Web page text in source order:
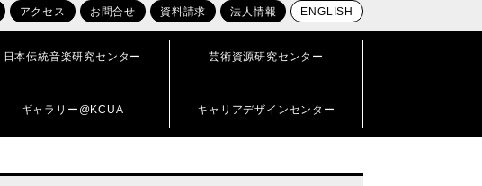
アクセス お問合せ 資料請求 法人情報 ENGLISH
日本伝統音楽研究センター 芸術資源研究センター
ギャラリー@KCUA キャリアデザインセンター